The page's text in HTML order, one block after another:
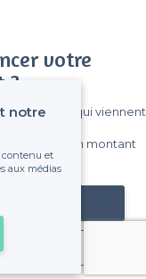
votre
?
de visiteurs qui viennent
payez un montant
la facture.
notre
contenu et
aux médias